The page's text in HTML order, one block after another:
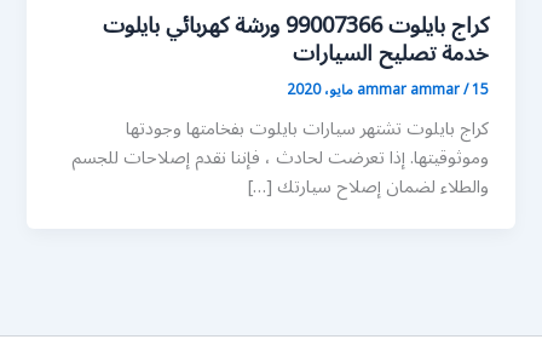
كراج بايلوت 99007366 ورشة كهربائي بايلوت
خدمة تصليح السيارات
ammar ammar/15 مايو، 2020
كراج بايلوت تشتهر سيارات بايلوت بفخامتها وجودتها
وموثوقيتها. إذا تعرضت لحادث ، فإننا نقدم إصلاحات للجسم
والطلاء لضمان إصلاح سيارتك […]